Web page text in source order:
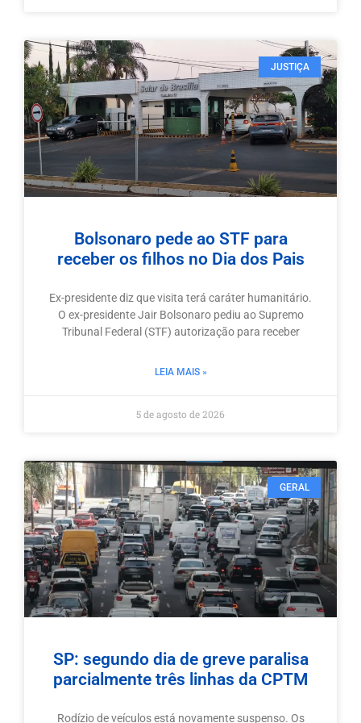
JUSTIÇA
Bolsonaro pede ao STF para
receber os filhos no Dia dos Pais
Ex-presidente diz que visita terá caráter humanitário.
O ex-presidente Jair Bolsonaro pediu ao Supremo
Tribunal Federal (STF) autorização para receber
LEIA MAIS »
5 de agosto de 2026
GERAL
SP: segundo dia de greve paralisa
parcialmente três linhas da CPTM
Rodízio de veículos está novamente suspenso. Os